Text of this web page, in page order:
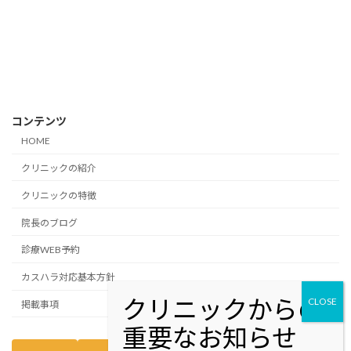
コンテンツ
HOME
クリニックの紹介
クリニックの特徴
院長のブログ
診療WEB予約
カスハラ対応基本方針
掲載事項